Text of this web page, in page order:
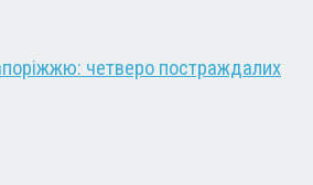
четверо постраждалих